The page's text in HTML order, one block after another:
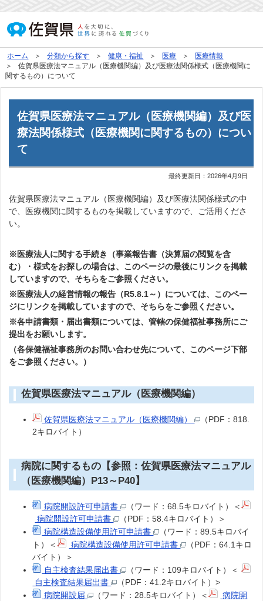
ホーム 分類から探す 健康・福祉 医療
医療情報
佐賀県医療法マニュアル（医療機関編）及び医療法関係様式（医療機関に
関するもの）について
佐賀県医療法マニュアル（医療機関編）及び医
療法関係様式（医療機関に関するもの）につい
て
最終更新日：2026年4月9日
佐賀県医療法マニュアル（医療機関編）及び医療法関係様式の中
で、医療機関に関するものを掲載していますので、ご活用くださ
い。
※医療法人に関する手続き（事業報告書（決算届の閲覧を含
む）・様式をお探しの場合は、このページの最後にリンクを掲載
していますので、 そちらをご参照ください。
※医療法人の経営情報の報告（R5.8.1～）については、このペー
ジに リンクを掲載していますので、 そちらをご参照ください。
※各申請書類・届出書類については、管轄の保健福祉事務所にご
提出をお願いします。
（各保健福祉事務所のお問い合わせ先について、このページ下部
をご参照ください。）
佐賀県医療法マニュアル（医療機関編）
佐賀県医療法マニュアル（医療機関編）
（PDF：818.
2キロバイト）
病院に関するもの【参照：佐賀県医療法マニュアル
（医療機関編）P13～P40】
病院開設許可申請書
（ワード：68.5キロバイト）＜
病院開設許可申請書
（PDF：58.4キロバイト）＞
病院構造設備使用許可申請書
（ワード：89.5キロバイ
ト）＜
病院構造設備使用許可申請書
（PDF：64.1キロ
バイト）＞
自主検査結果届出書
（ワード：109キロバイト）＜
自主検査結果届出書
（PDF：41.2キロバイト）>
病院開設届
（ワード：28.5キロバイト）＜
病院開